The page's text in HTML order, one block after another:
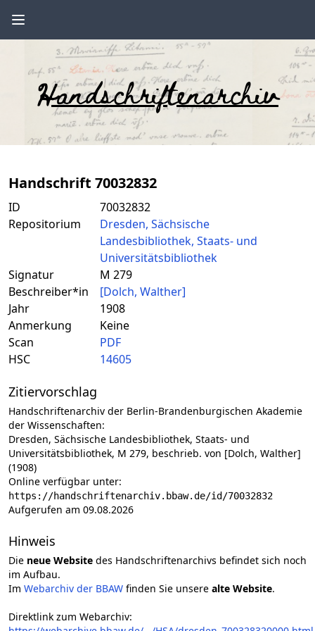
Handschriftenarchiv
Handschrift 70032832
ID
70032832
Repositorium
Dresden, Sächsische
Landesbibliothek, Staats- und
Universitätsbibliothek
Signatur
M 279
Beschreiber*in
[Dolch, Walther]
Jahr
1908
Anmerkung
Keine
Scan
PDF
HSC
14605
Zitiervorschlag
Handschriftenarchiv der Berlin-Brandenburgischen Akademie
der Wissenschaften:
Dresden, Sächsische Landesbibliothek, Staats- und
Universitätsbibliothek, M 279, beschrieb. von [Dolch, Walther]
(1908)
Online verfügbar unter:
https://handschriftenarchiv.bbaw.de/id/70032832
Aufgerufen am 09.08.2026
Hinweis
Die neue Website des Handschriftenarchivs befindet sich noch
im Aufbau.
Im Webarchiv der BBAW finden Sie unsere alte Website.
Direktlink zum Webarchiv: